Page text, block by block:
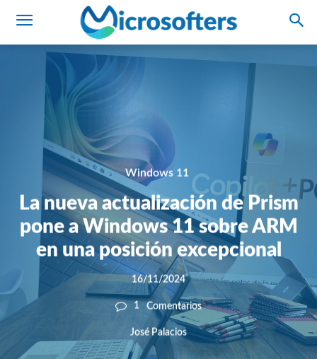
Windows 11
La nueva actualización de Prism
pone a Windows 11 sobre ARM
en una posición excepcional
16/11/2024
1 Comentarios
José Palacios